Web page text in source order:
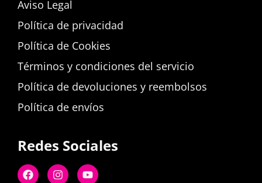
Aviso Legal
Política de privacidad
Política de Cookies
Términos y condiciones del servicio
Política de devoluciones y reembolsos
Política de envíos
Redes Sociales